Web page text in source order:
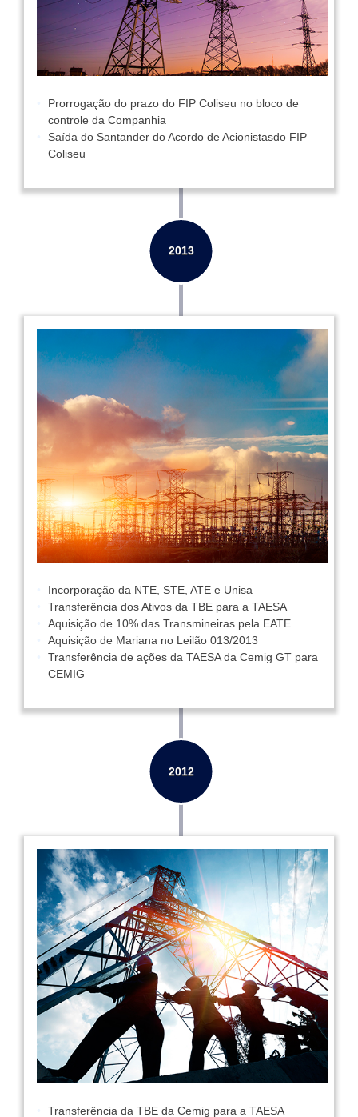
Prorrogação do prazo do FIP Coliseu no bloco de
controle da Companhia
Saída do Santander do Acordo de Acionistasdo FIP
Coliseu
Incorporação da NTE, STE, ATE e Unisa
Transferência dos Ativos da TBE para a TAESA
Aquisição de 10% das Transmineiras pela EATE
Aquisição de Mariana no Leilão 013/2013
Transferência de ações da TAESA da Cemig GT para
CEMIG
Transferência da TBE da Cemig para a TAESA